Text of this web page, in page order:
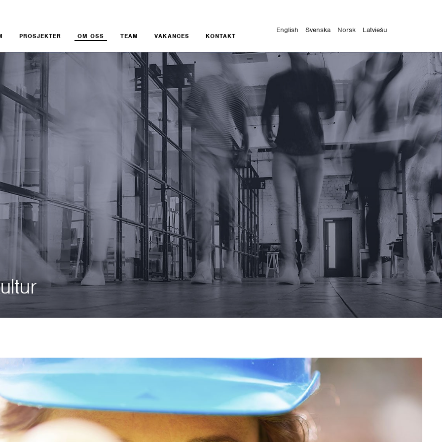
PROSJEKTER OM OSS TEAM VAKANCES KONTAKT
English Svenska Norsk Latviešu